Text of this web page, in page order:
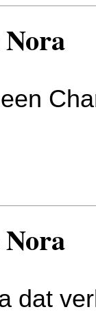
dat